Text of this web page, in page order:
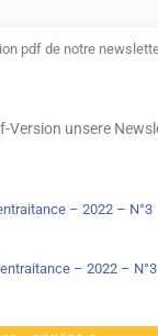
pdf de notre
Version unsere
– 2022 – N°3
– 2022 – N°3